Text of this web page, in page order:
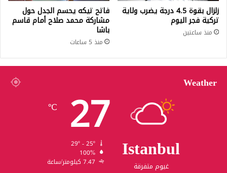
زلزال بقوة 4.5 درجة يضرب ولاية
تركية فجر اليوم
منذ ساعتين
فاتح تيكه يحسم الجدل حول
مشاركة محمد صلاح أمام قاسم
باشا
منذ 5 ساعات
Weather
Istanbul
غيوم متفرقة
27
℃
100%
7.47 كيلومتر/ساعة